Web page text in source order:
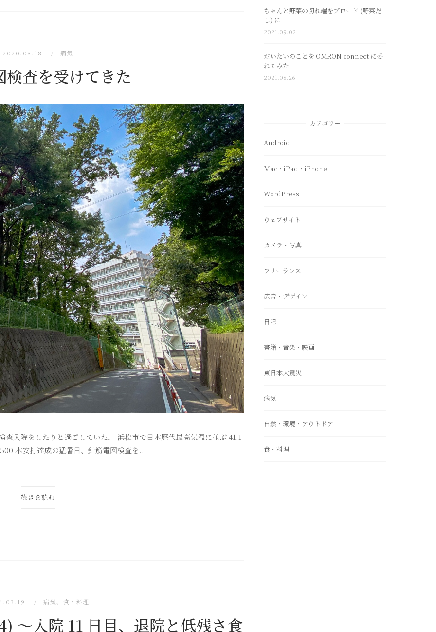
2020.08.18 病気
検査を受けてきた
入院をしたりと過ごしていた。 浜松市で日本歴代最高気温に並ぶ 41.1
本安打達成の猛暑日、針筋電図検査を...
続きを読む
病気、 食・料理
〜入院 11 日目、退院と低残さ食
ちゃんと野菜の切れ端をブロード (野菜だ
し) に
2021.09.02
だいたいのことを OMRON connect に委
ねてみた
2021.08.26
カテゴリー
Android
Mac・iPad・iPhone
WordPress
ウェブサイト
カメラ・写真
フリーランス
広告・デザイン
日記
書籍・音楽・映画
東日本大震災
病気
自然・環境・アウトドア
食・料理